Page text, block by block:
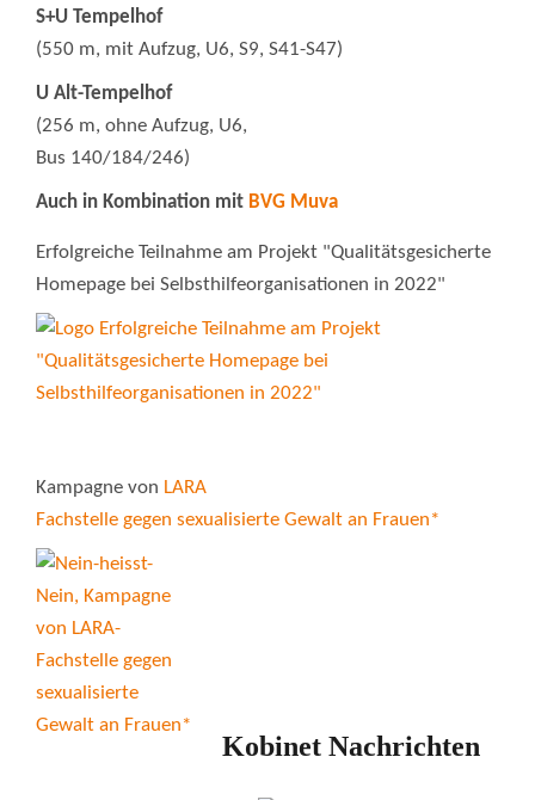
S+U Tempelhof
(550 m, mit Aufzug, U6, S9, S41-S47)
U Alt-Tempelhof
(256 m, ohne Aufzug, U6,
Bus 140/184/246)
Auch in Kombination mit BVG Muva
Erfolgreiche Teilnahme am Projekt "Qualitätsgesicherte
Homepage bei Selbsthilfeorganisationen in 2022"
Kampagne von LARA
Fachstelle gegen sexualisierte Gewalt an Frauen*
Kobinet Nachrichten